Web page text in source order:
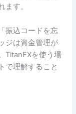
ます。
振込コードを忘
ジは資金管理が
TitanFXを使う場
で理解すること